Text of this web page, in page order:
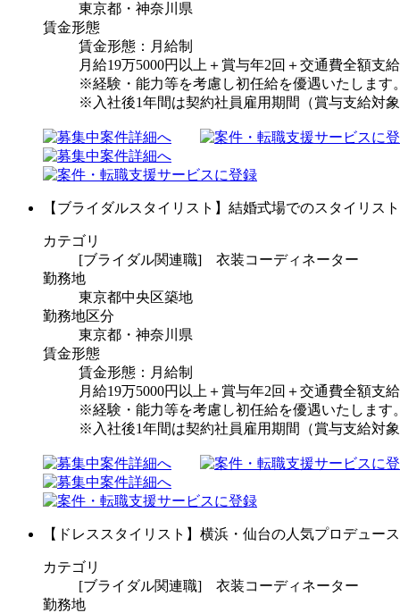
東京都・神奈川県
賃金形態
賃金形態：月給制
月給19万5000円以上＋賞与年2回＋交通費全額支給
※経験・能力等を考慮し初任給を優遇いたします
※入社後1年間は契約社員雇用期間（賞与支給対
【ブライダルスタイリスト】結婚式場でのスタイリス
カテゴリ
[ブライダル関連職] 衣装コーディネーター
勤務地
東京都中央区築地
勤務地区分
東京都・神奈川県
賃金形態
賃金形態：月給制
月給19万5000円以上＋賞与年2回＋交通費全額支給
※経験・能力等を考慮し初任給を優遇いたします
※入社後1年間は契約社員雇用期間（賞与支給対
【ドレススタイリスト】横浜・仙台の人気プロデュー
カテゴリ
[ブライダル関連職] 衣装コーディネーター
勤務地